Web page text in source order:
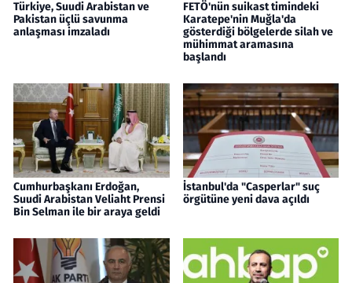
Türkiye, Suudi Arabistan ve
Pakistan üçlü savunma
anlaşması imzaladı
FETÖ'nün suikast timindeki
Karatepe'nin Muğla'da
gösterdiği bölgelerde silah ve
mühimmat aramasına
başlandı
Cumhurbaşkanı Erdoğan,
Suudi Arabistan Veliaht Prensi
Bin Selman ile bir araya geldi
İstanbul'da "Casperlar" suç
örgütüne yeni dava açıldı